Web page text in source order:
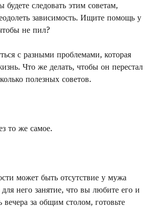
следовать этим советам,
зависимость. Ищите помощь у
не пил?
с разными проблемами, которая
Что же делать, чтобы он перестал
полезных советов.
то же самое.
может быть отсутствие у мужа
него занятие, что вы любите его и
за общим столом, готовьте